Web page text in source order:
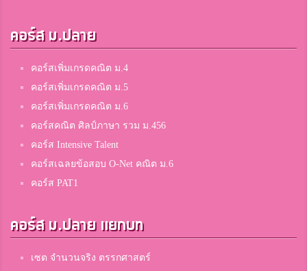
คอร์ส ม.ปลาย
คอร์สเพิ่มเกรดคณิต ม.4
คอร์สเพิ่มเกรดคณิต ม.5
คอร์สเพิ่มเกรดคณิต ม.6
คอร์สคณิต ศิลป์ภาษา รวม ม.456
คอร์ส Intensive Talent
คอร์สเฉลยข้อสอบ O-Net คณิต ม.6
คอร์ส PAT1
คอร์ส ม.ปลาย แยกบท
เซต จำนวนจริง ตรรกศาสตร์